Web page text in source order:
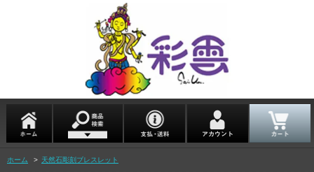
ホーム > 天然石彫刻ブレスレット